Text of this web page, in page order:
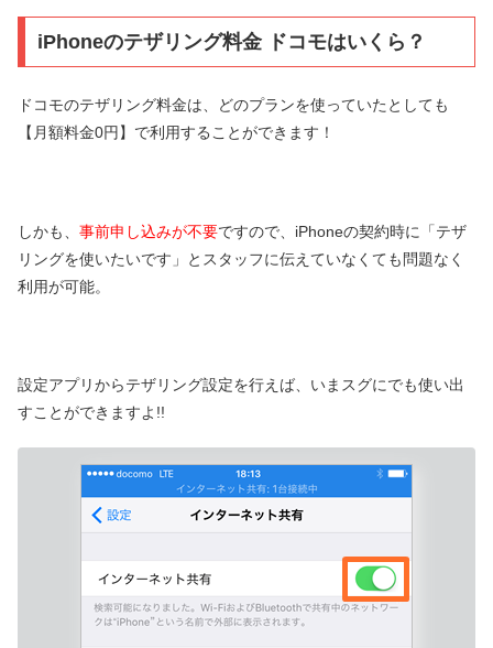
iPhoneのテザリング料金 ドコモはいくら？
ドコモのテザリング料金は、どのプランを使っていたとしても
【月額料金0円】で利用することができます！
しかも、 事前申し込みが不要ですので、iPhoneの契約時に「テザ
リングを使いたいです」とスタッフに伝えていなくても問題なく
利用が可能。
設定アプリからテザリング設定を行えば、いまスグにでも使い出
すことができますよ!!